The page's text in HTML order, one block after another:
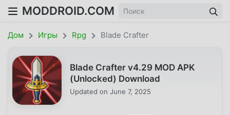
MODDROID.COM
Дом Игры Rpg Blade Crafter
Blade Crafter v4.29 MOD APK
(Unlocked) Download
Updated on June 7, 2025